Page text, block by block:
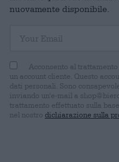
nuovamente disponibile.
Acconsento al
un account cliente. Questo
dati personali. Sono
inviando un'e-mail a
trattamento effettuato sulla
nel nostro dichiarazione sulla